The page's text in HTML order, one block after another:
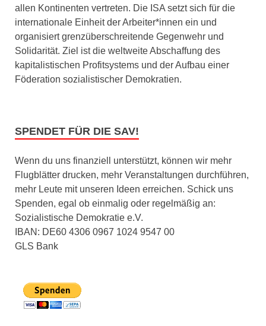
allen Kontinenten vertreten. Die ISA setzt sich für die
internationale Einheit der Arbeiter*innen ein und
organisiert grenzüberschreitende Gegenwehr und
Solidarität. Ziel ist die weltweite Abschaffung des
kapitalistischen Profitsystems und der Aufbau einer
Föderation sozialistischer Demokratien.
SPENDET FÜR DIE SAV!
Wenn du uns finanziell unterstützt, können wir mehr
Flugblätter drucken, mehr Veranstaltungen durchführen,
mehr Leute mit unseren Ideen erreichen. Schick uns
Spenden, egal ob einmalig oder regelmäßig an:
Sozialistische Demokratie e.V.
IBAN: DE60 4306 0967 1024 9547 00
GLS Bank